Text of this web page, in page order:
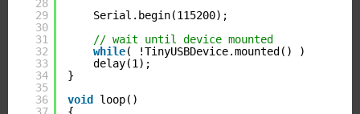
28
29
30
31
32
33
34
35
36
Serial.begin(115200);
// wait until device mounted
while( !TinyUSBDevice.mounted() )
delay(1);
}
void
loop()